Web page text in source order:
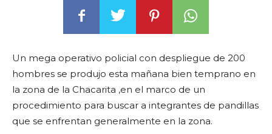
Un mega operativo policial con despliegue de 200
hombres se produjo esta mañana bien temprano en
la zona de la Chacarita ,en el marco de un
procedimiento para buscar a integrantes de pandillas
que se enfrentan generalmente en la zona.